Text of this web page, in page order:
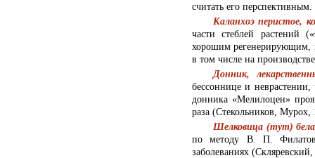
считать его перспективным.
Каланхоэ перистое,
части стеблей растений
хорошим регенерирующим,
в том числе на
Донник,
бессоннице и
донника «Мелилоцен»
раза (Стекольников, Мурох,
Шелковица (тут)
по методу В. П.
заболеваниях